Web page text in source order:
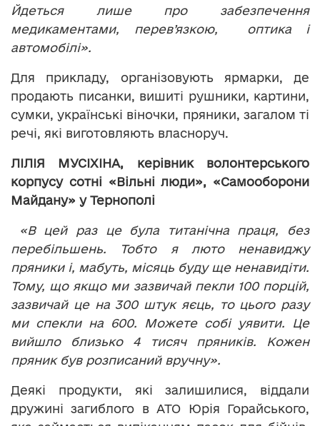
Йдеться лише про забезпечення
медикаментами, перев’язкою, оптика і
автомобілі».
Для прикладу, організовують ярмарки, де
продають писанки, вишиті рушники, картини,
сумки, українські віночки, пряники, загалом ті
речі, які виготовляють власноруч.
ЛІЛІЯ МУСІХІНА, керівник волонтерського
корпусу сотні «Вільні люди», «Самооборони
Майдану» у Тернополі
«В цей раз це була титанічна праця, без
перебільшень. Тобто я люто ненавиджу
пряники і, мабуть, місяць буду ще ненавидіти.
Тому, що якщо ми зазвичай пекли 100 порцій,
зазвичай це на 300 штук яєць, то цього разу
ми спекли на 600. Можете собі уявити. Це
вийшло близько 4 тисяч пряників. Кожен
пряник був розписаний вручну».
Деякі продукти, які залишилися, віддали
дружині загиблого в АТО Юрія Горайського,